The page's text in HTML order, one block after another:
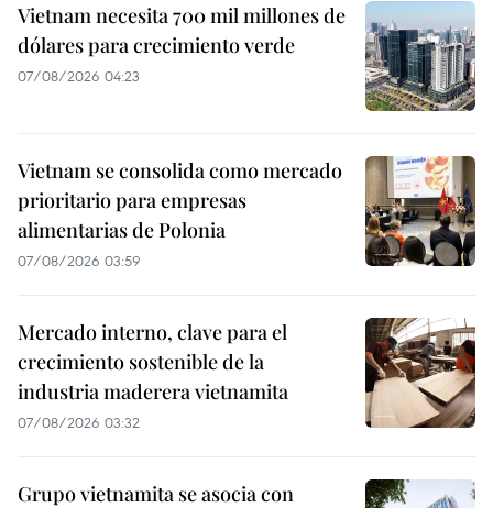
Vietnam necesita 700 mil millones de
dólares para crecimiento verde
07/08/2026 04:23
Vietnam se consolida como mercado
prioritario para empresas
alimentarias de Polonia
07/08/2026 03:59
Mercado interno, clave para el
crecimiento sostenible de la
industria maderera vietnamita
07/08/2026 03:32
Grupo vietnamita se asocia con